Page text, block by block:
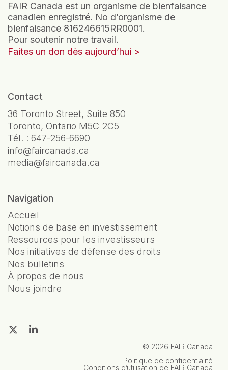
FAIR Canada est un organisme de bienfaisance
canadien enregistré. No d’organisme de
bienfaisance 816246615RR0001.
Pour soutenir notre travail.
Faites un don dès aujourd’hui
Contact
36 Toronto Street, Suite 850
Toronto, Ontario M5C 2C5
Tél. : 647-256-6690
info@faircanada.ca
media@faircanada.ca
Navigation
Accueil
Notions de base en investissement
Ressources pour les investisseurs
Nos initiatives de défense des droits
Nos bulletins
À propos de nous
Nous joindre
© 2026 FAIR Canada
Politique de confidentialité
Conditions d’utilisation de FAIR Canada